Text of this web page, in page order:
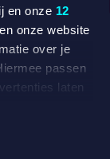
en onze 12
onze website
over je
passen
laten
beschikt